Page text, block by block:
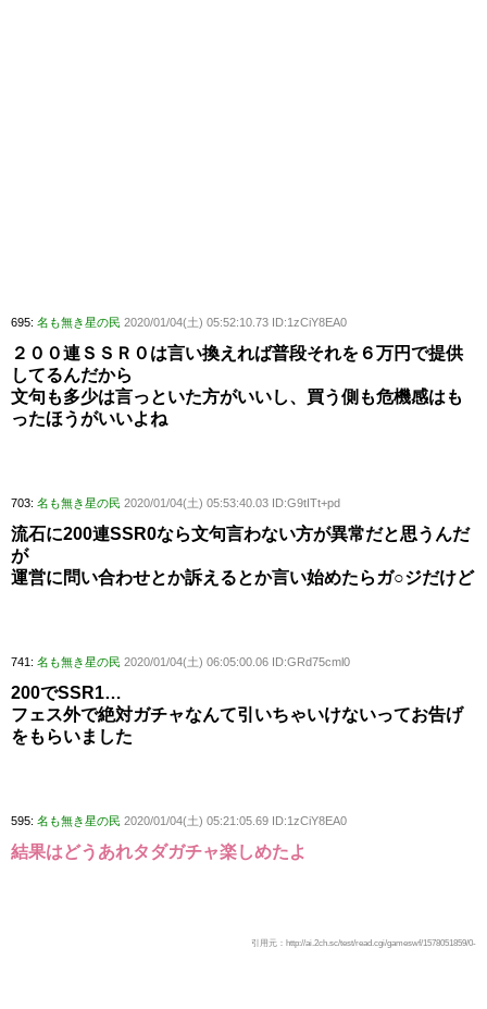
695: 名も無き星の民 2020/01/04(土) 05:52:10.73 ID:1zCiY8EA0
２００連ＳＳＲ０は言い換えれば普段それを６万円で提供
してるんだから
文句も多少は言っといた方がいいし、買う側も危機感はも
ったほうがいいよね
703: 名も無き星の民 2020/01/04(土) 05:53:40.03 ID:G9tITt+pd
流石に200連SSR0なら文句言わない方が異常だと思うんだ
が
運営に問い合わせとか訴えるとか言い始めたらガ○ジだけど
741: 名も無き星の民 2020/01/04(土) 06:05:00.06 ID:GRd75cml0
200でSSR1…
フェス外で絶対ガチャなんて引いちゃいけないってお告げ
をもらいました
595: 名も無き星の民 2020/01/04(土) 05:21:05.69 ID:1zCiY8EA0
結果はどうあれタダガチャ楽しめたよ
引用元：http://ai.2ch.sc/test/read.cgi/gameswf/1578051859/0-